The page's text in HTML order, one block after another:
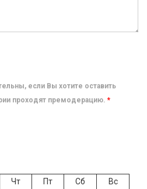
если Вы хотите оставить
проходят премодерацию. *
Чт Пт Сб Вс